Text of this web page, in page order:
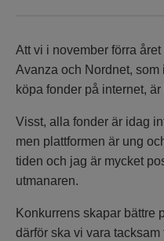
Att vi i november förra året
Avanza och Nordnet, som
köpa fonder på internet,
Visst, alla fonder är idag
men plattformen är ung
tiden och jag är mycket
utmanaren.
Konkurrens skapar bättre
därför ska vi vara